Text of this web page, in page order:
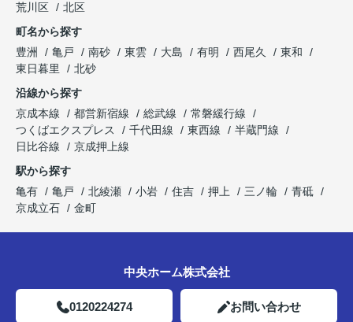
荒川区
北区
町名から探す
豊洲
亀戸 南砂 東雲 大島 有明 西尾久
東和
東日暮里
北砂
沿線から探す
京成本線
都営新宿線 総武線
常磐緩行線
つくばエクスプレス
千代田線 東西線
半蔵門線
日比谷線
京成押上線
駅から探す
亀有
亀戸 北綾瀬 小岩 住吉 押上 三ノ輪
青砥
京成立石
金町
中央ホーム株式会社
0120224274 お問い合わせ